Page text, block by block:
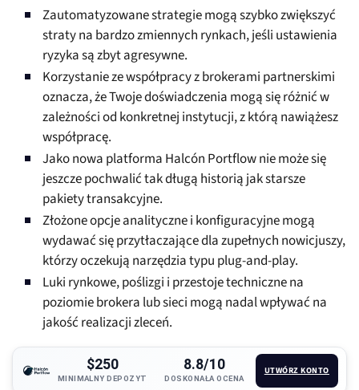
Zautomatyzowane strategie mogą szybko zwiększyć
straty na bardzo zmiennych rynkach, jeśli ustawienia
ryzyka są zbyt agresywne.
Korzystanie ze współpracy z brokerami partnerskimi
oznacza, że Twoje doświadczenia mogą się różnić w
zależności od konkretnej instytucji, z którą nawiążesz
współpracę.
Jako nowa platforma Halcón Portflow nie może się
jeszcze pochwalić tak długą historią jak starsze
pakiety transakcyjne.
Złożone opcje analityczne i konfiguracyjne mogą
wydawać się przytłaczające dla zupełnych nowicjuszy,
którzy oczekują narzędzia typu plug-and-play.
Luki rynkowe, poślizgi i przestoje techniczne na
poziomie brokera lub sieci mogą nadal wpływać na
jakość realizacji zleceń.
$250
MINIMALNY DEPOZYT
8.8/10
DOSKONAŁA OCENA
UTWÓRZ KONTO